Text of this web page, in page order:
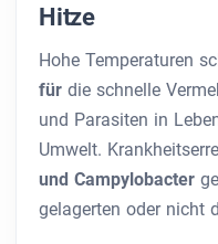
Hitze
Hohe Temperaturen
für die schnelle
und Parasiten in
Umwelt.
und Campylobacter
gelagerten oder nicht